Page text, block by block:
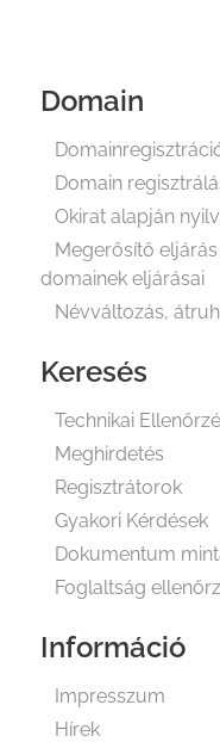
Domain
Domain
Okirat alapján
Megerősítő
domainek eljárásai
Névváltozás,
Keresés
Technikai
Meghirdetés
Regisztrátorok
Gyakori Kérdések
Dokumentum
Foglaltság
Információ
Impresszum
Hírek